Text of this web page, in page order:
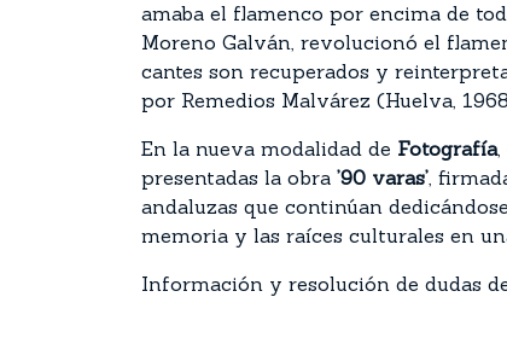
amaba el flamenco por encima de
Moreno Galván, revolucionó el
cantes son recuperados y
por Remedios Malvárez (Huelva,
En la nueva modalidad de Fotografía
presentadas la obra ’90 varas’,
andaluzas que continúan
memoria y las raíces culturales en
Información y resolución de dudas